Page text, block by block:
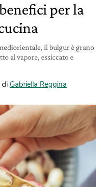
per la
il bulgur è grano
al vapore, essiccato e
di Gabriella Reggina